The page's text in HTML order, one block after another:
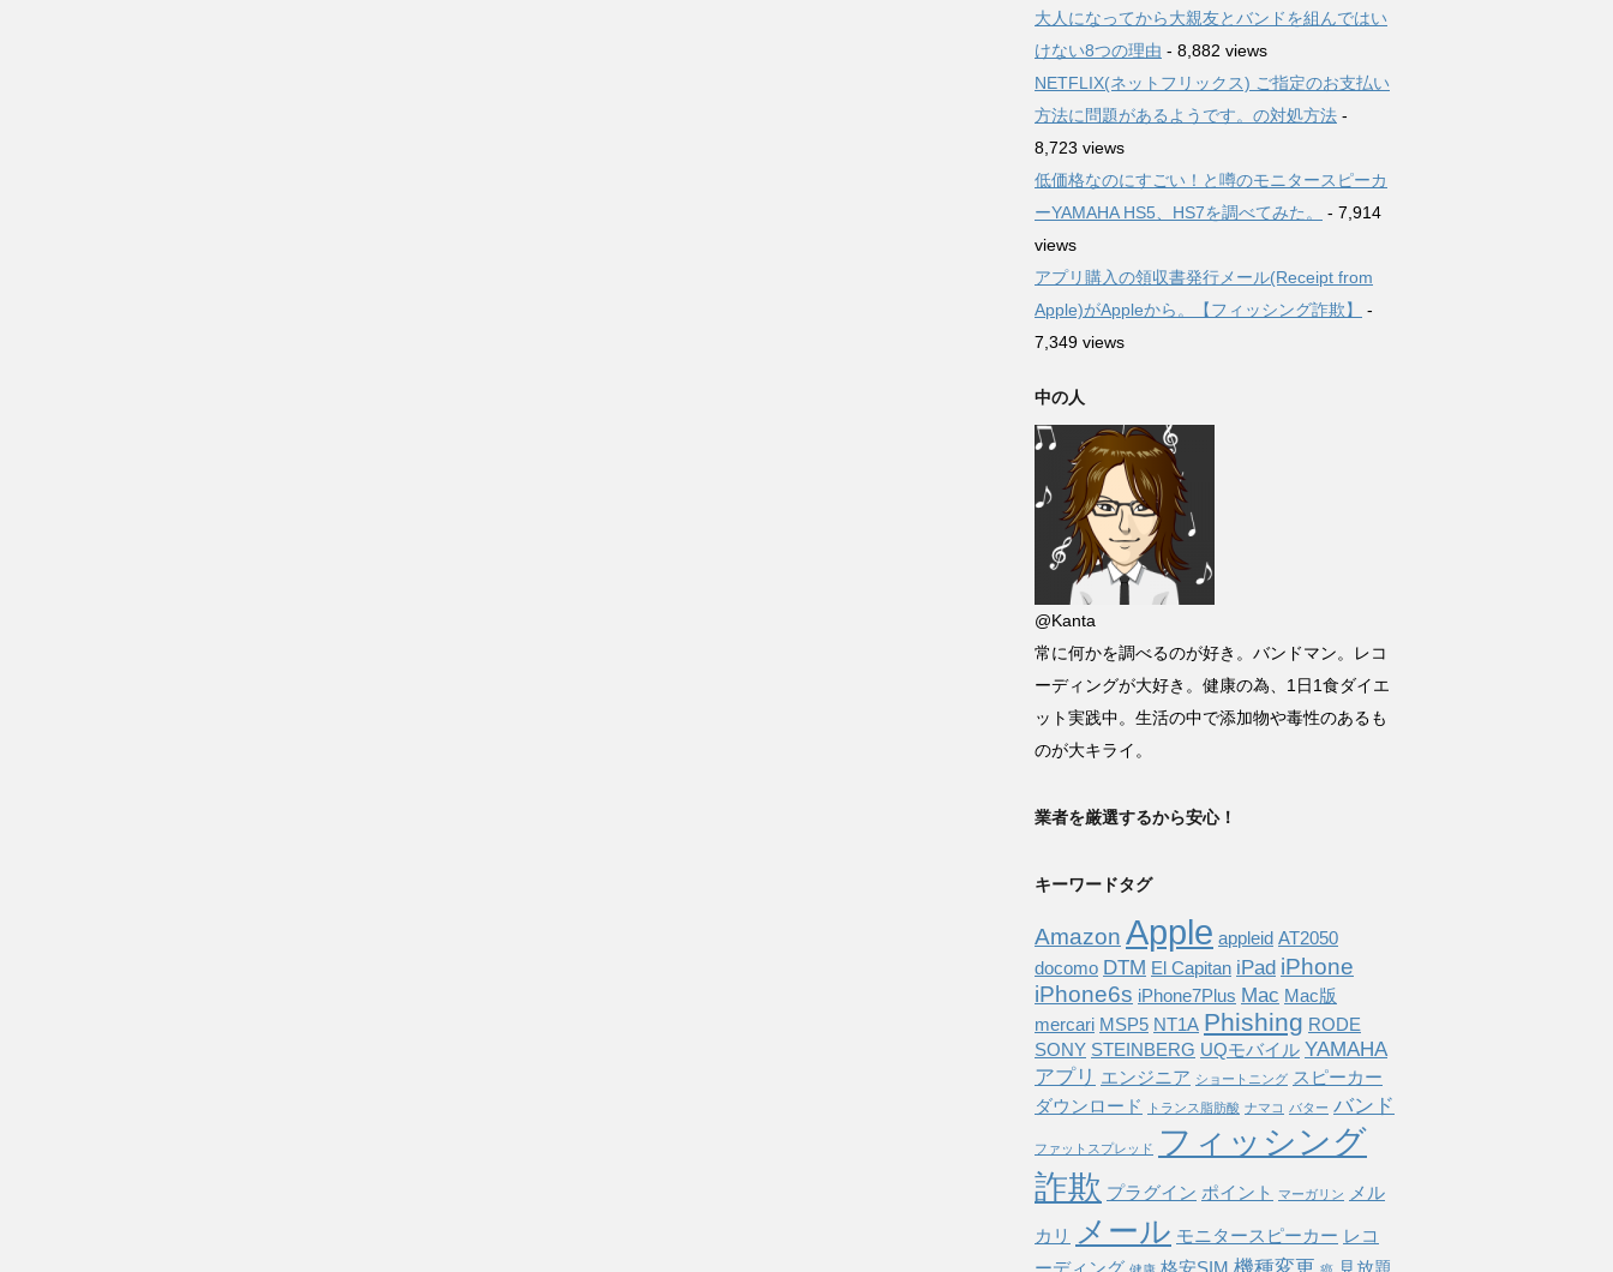
大人になってから大親友とバンドを組んではい
けない8つの理由 - 8,882 views
NETFLIX(ネットフリックス) ご指定のお支払い
方法に問題があるようです。の対処方法 -
8,723 views
低価格なのにすごい！と噂のモニタースピーカ
ーYAMAHA HS5、HS7を調べてみた。
- 7,914
views
アプリ購入の領収書発行メール(Receipt from
Apple)がAppleから。【フィッシング詐欺】
-
7,349 views
中の人
@Kanta
常に何かを調べるのが好き。バンドマン。レコ
ーディングが大好き。健康の為、1日1食ダイエ
ット実践中。生活の中で添加物や毒性のあるも
のが大キライ。
業者を厳選するから安心！
キーワードタグ
Amazon Apple appleid AT2050
docomo DTM El Capitan iPad iPhone
iPhone6s iPhone7Plus Mac Mac版
mercari MSP5 NT1A Phishing RODE
SONY STEINBERG UQモバイル YAMAHA
アプリ エンジニア ショートニング スピーカー
ダウンロード
トランス脂肪酸 ナマコ バター バンド
ファットスプレッド
フィッシング
詐欺 プラグイン ポイント マーガリン メル
カリ メール モニタースピーカー レコ